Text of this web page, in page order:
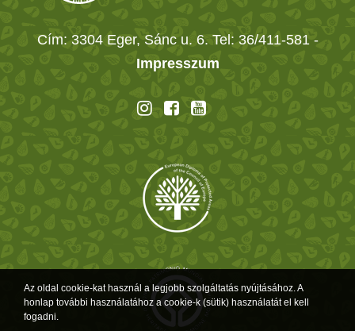
Cím: 3304 Eger, Sánc u. 6. Tel: 36/411-581 -
Impresszum
Az oldal cookie-kat használ a legjobb szolgáltatás nyújtásához. A
honlap további használatához a cookie-k (sütik) használatát el kell
fogadni.